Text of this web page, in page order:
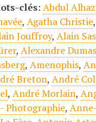
clés: Abdul
, Agatha Christie,
Jouffroy, Alain
, Alexandre Dumas
, Amenophis,
Breton, André
, André Morlain,
Photographie,